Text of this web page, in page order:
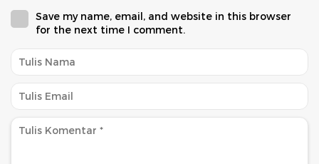
Save my name, email, and website in this browser
for the next time I comment.